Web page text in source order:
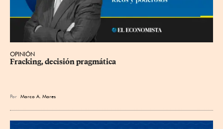
OPINIÓN
Fracking, decisión pragmática
Por Marco A. Mares